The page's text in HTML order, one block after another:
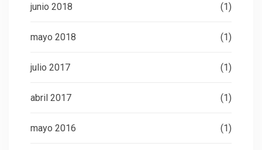
junio 2018 (1)
mayo 2018 (1)
julio 2017 (1)
abril 2017 (1)
mayo 2016 (1)